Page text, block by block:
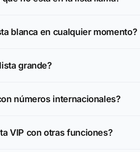
blanca en cualquier momento?
grande?
números internacionales?
VIP con otras funciones?